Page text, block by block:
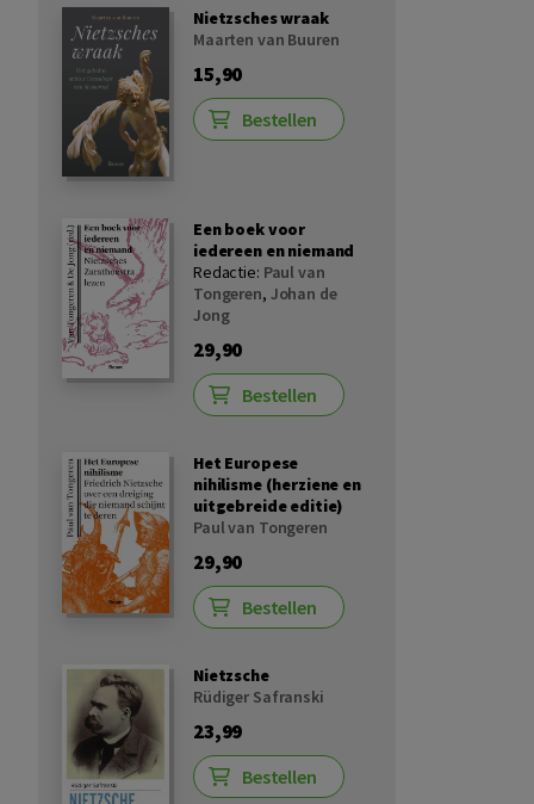
Nietzsches wraak
Maarten van Buuren
15,90
Bestellen
Een boek voor
iedereen en niemand
Redactie: Paul van
Tongeren, Johan de
Jong
29,90
Bestellen
Het Europese
nihilisme (herziene en
uitgebreide editie)
Paul van Tongeren
29,90
Bestellen
Nietzsche
Rüdiger Safranski
23,99
Bestellen